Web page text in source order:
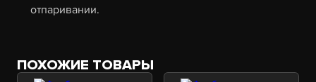
отпаривании.
ПОХОЖИЕ ТОВАРЫ